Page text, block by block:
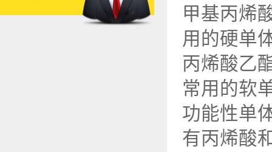
甲基丙烯
用的硬单
丙烯酸乙
常用的软
功能性单
有丙烯酸